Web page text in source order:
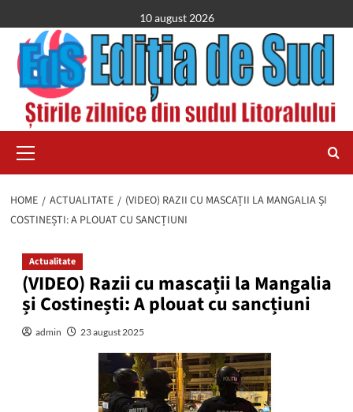
to
content
10 august 2026
Menu
HOME ACTUALITATE
(VIDEO) RAZII CU MASCAȚII LA MANGALIA ȘI
COSTINEȘTI: A PLOUAT CU SANCȚIUNI
Actualitate
(VIDEO) Razii cu mascații la Mangalia
și Costinești: A plouat cu sancțiuni
admin 23 august 2025